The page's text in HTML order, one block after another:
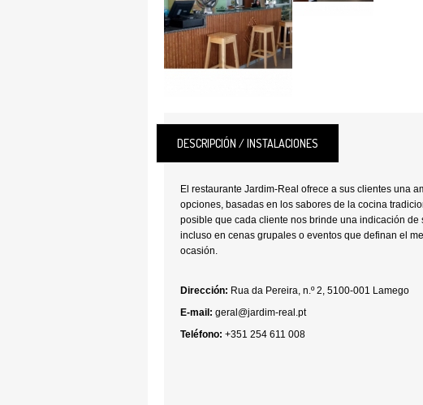
DESCRIPCIÓN / INSTALACIONES
El restaurante Jardim-Real ofrece a sus clientes una
opciones, basadas en los sabores de la cocina
posible que cada cliente nos brinde una indicación de
incluso en cenas grupales o eventos que definan el
ocasión.
Dirección: Rua da Pereira, n.º 2, 5100-001 Lamego
E-mail: geral@jardim-real.pt
Teléfono: +351 254 611 008